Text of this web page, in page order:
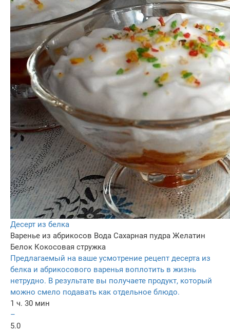
Десерт из белка
Варенье из абрикосов Вода Сахарная пудра Желатин
Белок Кокосовая стружка
Предлагаемый на ваше усмотрение рецепт десерта из
белка и абрикосового варенья воплотить в жизнь
нетрудно. В результате вы получаете продукт, который
можно смело подавать как отдельное блюдо.
1 ч. 30 мин
–
5.0